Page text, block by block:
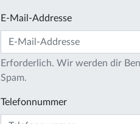
E-Mail-Addresse
Erforderlich. Wir werden dir
Spam.
Telefonnummer